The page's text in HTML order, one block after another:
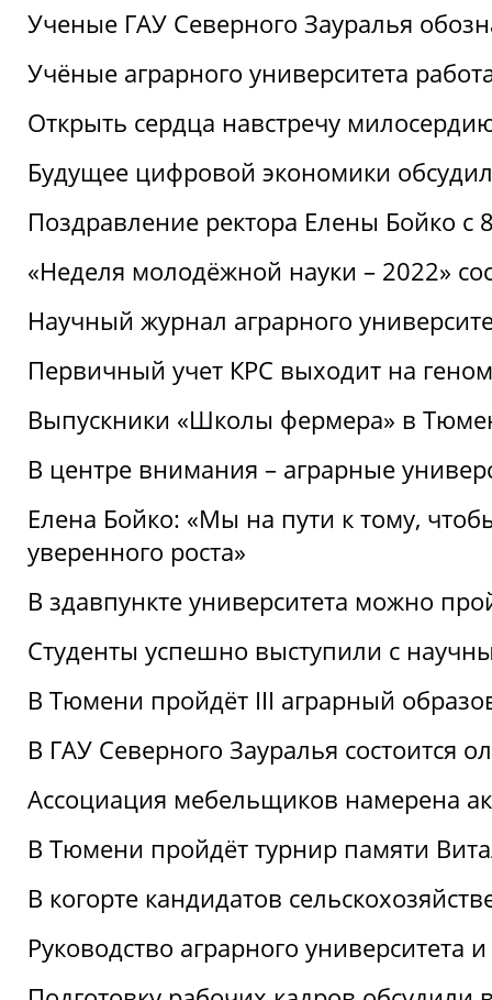
Ученые ГАУ Северного Зауралья
Учёные аграрного университета
Открыть сердца навстречу
Будущее цифровой экономики
Поздравление ректора Елены Бойко с
«Неделя молодёжной науки – 2022»
Научный журнал аграрного
Первичный учет КРС выходит на
Выпускники «Школы фермера» в
В центре внимания – аграрные
Елена Бойко: «Мы на пути к тому,
уверенного роста»
В здавпункте университета можно
Студенты успешно выступили с
В Тюмени пройдёт III аграрный
В ГАУ Северного Зауралья состоится
Ассоциация мебельщиков намерена
В Тюмени пройдёт турнир памяти
В когорте кандидатов
Руководство аграрного